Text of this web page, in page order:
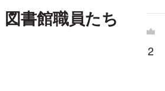
書館職員たち